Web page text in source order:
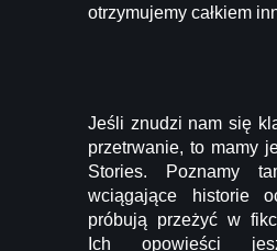
otrzymujemy całkiem
Jeśli znudzi nam się
przetrwanie, to mamy
Stories. Poznamy
wciągające historie
próbują przeżyć w
Ich opowieści